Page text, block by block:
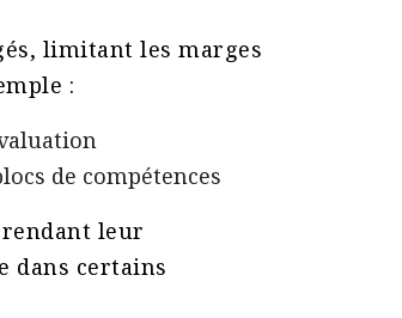
limitant les marges
:
de compétences​
leur
dans certains